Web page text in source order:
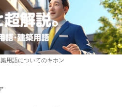
用語についてのキホン